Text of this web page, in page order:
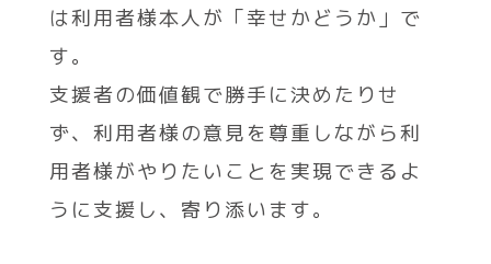
は利用者様本人が「幸せかどうか」で
す。
支援者の価値観で勝手に決めたりせ
ず、利用者様の意見を尊重しながら利
用者様がやりたいことを実現できるよ
うに支援し、寄り添います。